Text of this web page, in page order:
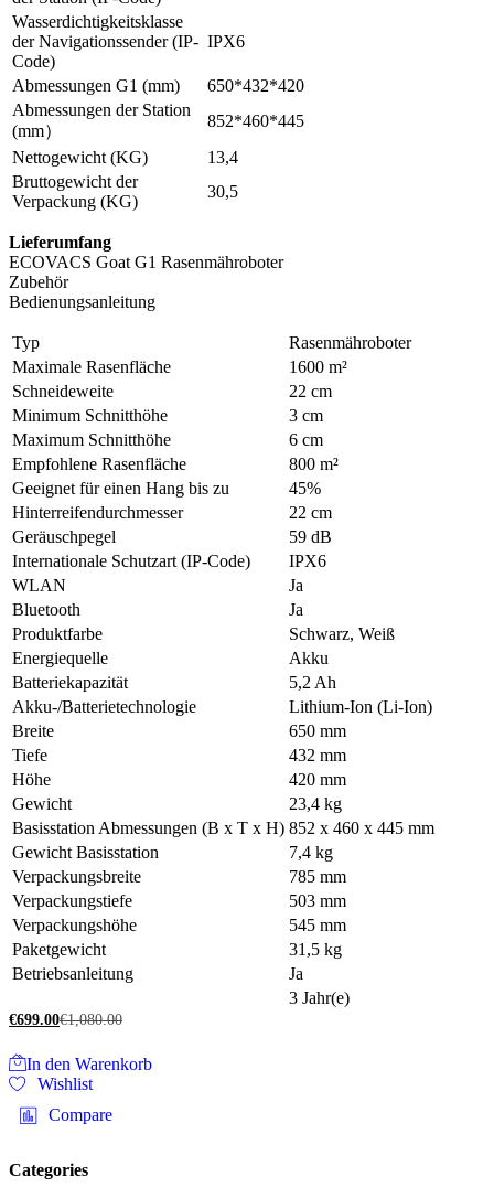
Wasserdichtigkeitsklasse
der Navigationssender (IP-
Code)
IPX6
Abmessungen G1 (mm)
650*432*420
Abmessungen der Station
(mm）
852*460*445
Nettogewicht (KG)
13,4
Bruttogewicht der
Verpackung (KG)
30,5
Lieferumfang
ECOVACS Goat G1 Rasenmähroboter
Zubehör
Bedienungsanleitung
Typ
Rasenmähroboter
Maximale Rasenfläche
1600 m²
Schneideweite
22 cm
Minimum Schnitthöhe
3 cm
Maximum Schnitthöhe
6 cm
Empfohlene Rasenfläche
800 m²
Geeignet für einen Hang bis zu
45%
Hinterreifendurchmesser
22 cm
Geräuschpegel
59 dB
Internationale Schutzart (IP-Code)
IPX6
WLAN
Ja
Bluetooth
Ja
Produktfarbe
Schwarz, Weiß
Energiequelle
Akku
Batteriekapazität
5,2 Ah
Akku-/Batterietechnologie
Lithium-Ion (Li-Ion)
Breite
650 mm
Tiefe
432 mm
Höhe
420 mm
Gewicht
23,4 kg
Basisstation Abmessungen (B x T x H) 852 x 460 x 445 mm
Gewicht Basisstation
7,4 kg
Verpackungsbreite
785 mm
Verpackungstiefe
503 mm
Verpackungshöhe
545 mm
Paketgewicht
31,5 kg
Betriebsanleitung
Ja
3 Jahr(e)
€699.00€1,080.00
In den Warenkorb
Wishlist
Compare
Categories